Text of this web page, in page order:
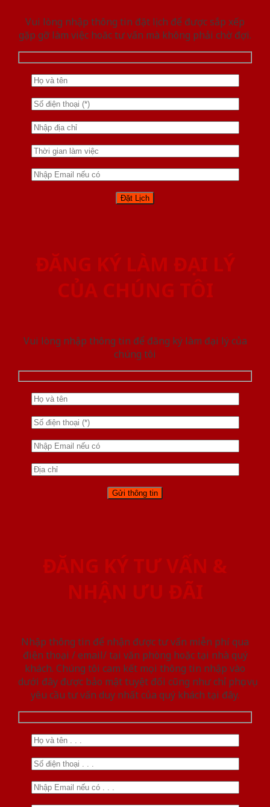
Vui lòng nhập thông tin đặt lịch để được sắp xếp
gặp gỡ làm việc hoăc tư vấn mà không phải chờ đợi.
ĐĂNG KÝ LÀM ĐẠI LÝ
CỦA CHÚNG TÔI
Vui lòng nhập thông tin để đăng ký làm đại lý của
chúng tôi
ĐĂNG KÝ TƯ VẤN &
NHẬN ƯU ĐÃI
Nhập thông tin để nhận được tư vấn miễn phí qua
điện thoại / email/ tại văn phòng hoặc tại nhà quý
khách. Chúng tôi cam kết mọi thông tin nhập vào
dưới đây được bảo mật tuyệt đối cũng như chỉ phục vụ
yêu cầu tư vấn duy nhất của quý khách tại đây.